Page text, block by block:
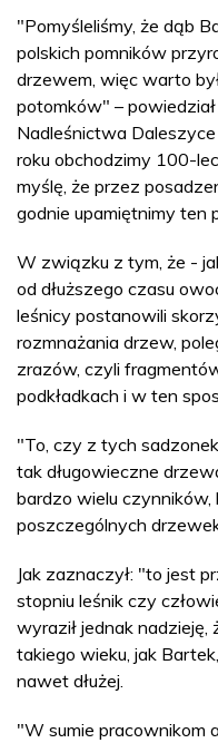
"Pomyśleliśmy, że dąb
polskich pomników
drzewem, więc warto
potomków" –
Nadleśnictwa Daleszyce
roku obchodzimy 100-
myślę, że przez
godnie upamiętnimy ten
W związku z tym, że -
od dłuższego czasu
leśnicy postanowili
rozmnażania drzew,
zrazów, czyli
podkładkach i w ten
"To, czy z tych
tak długowieczne
bardzo wielu
poszczególnych
Jak zaznaczył: "to jest
stopniu leśnik czy
wyraził jednak nadzieję,
takiego wieku, jak
nawet dłużej.
"W sumie pracownikom